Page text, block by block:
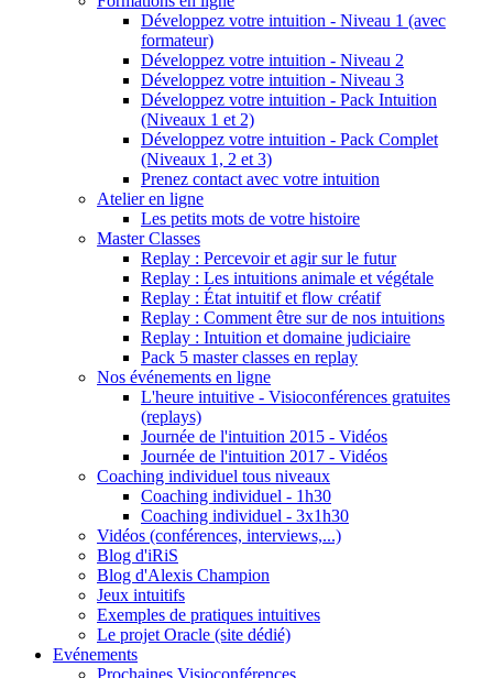
Développez votre intuition - Niveau 1 (avec
formateur)
Développez votre intuition - Niveau 2
Développez votre intuition - Niveau 3
Développez votre intuition - Pack Intuition
(Niveaux 1 et 2)
Développez votre intuition - Pack Complet
(Niveaux 1, 2 et 3)
Prenez contact avec votre intuition
Atelier en ligne
Les petits mots de votre histoire
Master Classes
Replay : Percevoir et agir sur le futur
Replay : Les intuitions animale et végétale
Replay : État intuitif et flow créatif
Replay : Comment être sur de nos intuitions
Replay : Intuition et domaine judiciaire
Pack 5 master classes en replay
Nos événements en ligne
L'heure intuitive - Visioconférences gratuites
(replays)
Journée de l'intuition 2015 - Vidéos
Journée de l'intuition 2017 - Vidéos
Coaching individuel tous niveaux
Coaching individuel - 1h30
Coaching individuel - 3x1h30
Vidéos (conférences, interviews,...)
Blog d'iRiS
Blog d'Alexis Champion
Jeux intuitifs
Exemples de pratiques intuitives
Le projet Oracle (site dédié)
Evénements
Prochaines Visioconférences